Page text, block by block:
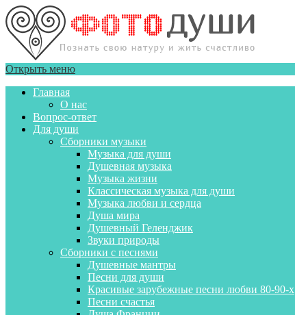
Открыть меню
Главная
О нас
Вопрос-ответ
Для души
Сборники музыки
Музыка для души
Душевная музыка
Музыка жизни
Классическая музыка для души
Музыка любви и сердца
Душа мира
Душевный Геленджик
Звуки природы
Сборники с песнями
Душевные мантры
Песни для души
Красивые зарубежные песни любви 80-90-х
Песни счастья